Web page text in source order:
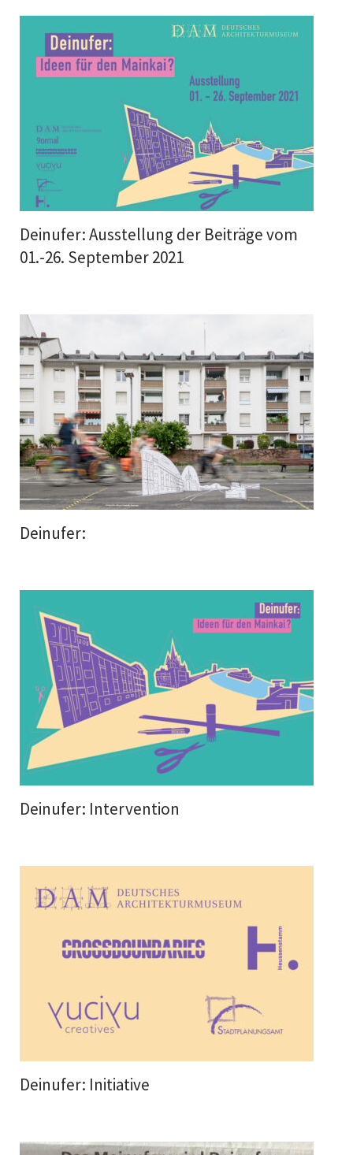
Deinufer: Ausstellung der Beiträge vom
01.-26. September 2021
Deinufer:
Deinufer: Intervention
Deinufer: Initiative